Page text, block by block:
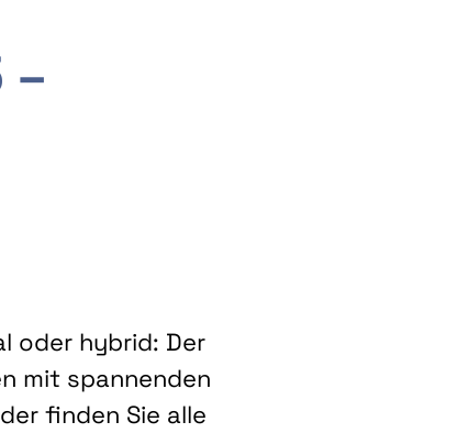
oder hybrid: Der
mit spannenden
finden Sie alle